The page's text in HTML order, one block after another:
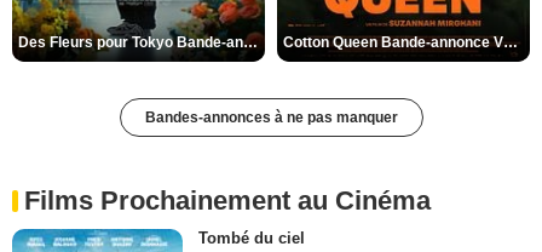
Des Fleurs pour Tokyo Bande-annonce VO STFR Cotton Queen Bande-annonce VO STFR
Bandes-annonces à ne pas manquer
Films Prochainement au Cinéma
Tombé du ciel